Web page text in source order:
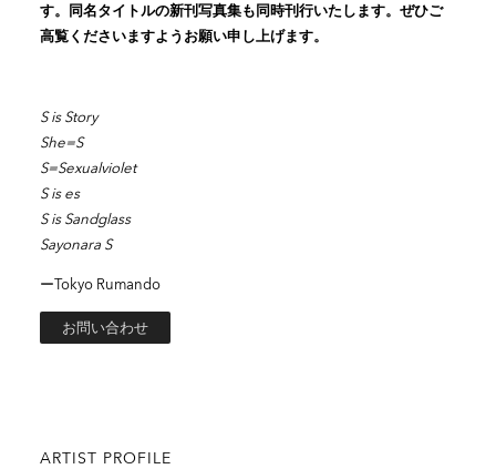
す。同名タイトルの新刊写真集も同時刊行いたします。ぜひご
高覧くださいますようお願い申し上げます。
S is Story
She=S
S=Sexualviolet
S is es
S is Sandglass
Sayonara S
ーTokyo Rumando
お問い合わせ
ARTIST PROFILE